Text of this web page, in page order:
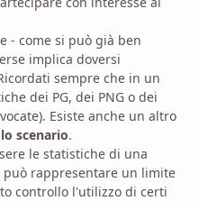
- come si può già ben
implica doversi
sempre che in un
dei PG, dei PNG o dei
Esiste anche un altro
lo scenario.
le statistiche di una
può rappresentare un limite
controllo l'utilizzo di certi